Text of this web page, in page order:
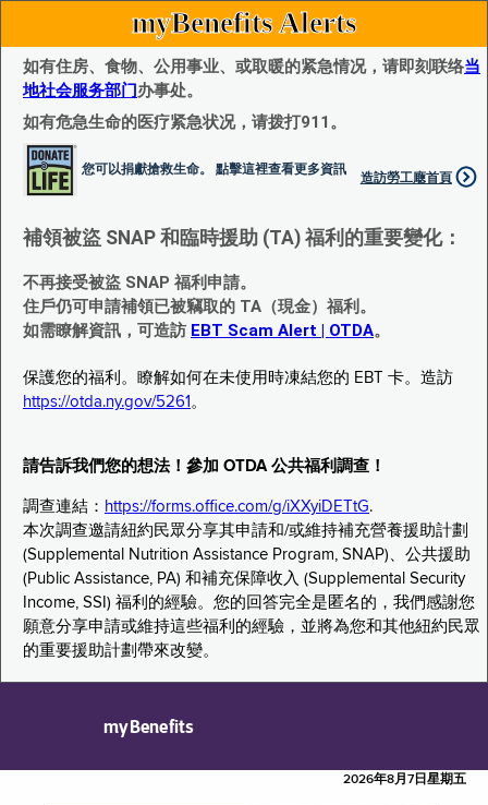
myBenefits Alerts
如有住房、食物、公用事业、或取暖的紧急情况，请即刻联络当
地社会服务部门办事处。
如有危急生命的医疗紧急状况，请拨打911。
您可以捐獻搶救生命。 點擊這裡查看更多資訊
造訪勞工廰首頁
補領被盜 SNAP 和臨時援助 (TA) 福利的重要變化：
不再接受被盜 SNAP 福利申請。
住戶仍可申請補領已被竊取的 TA（現金）福利。
如需瞭解資訊，可造訪 EBT Scam Alert | OTDA。
保護您的福利。瞭解如何在未使用時凍結您的 EBT 卡。造訪
https://otda.ny.gov/5261 。
請告訴我們您的想法！參加 OTDA 公共福利調查！
調查連結： https://forms.office.com/g/iXXyiDETtG.
本次調查邀請紐約民眾分享其申請和/或維持補充營養援助計劃
(Supplemental Nutrition Assistance Program, SNAP)、公共援助
(Public Assistance, PA) 和補充保障收入 (Supplemental Security
Income, SSI) 福利的經驗。您的回答完全是匿名的，我們感謝您
願意分享申請或維持這些福利的經驗，並將為您和其他紐約民眾
的重要援助計劃帶來改變。
myBenefits
2026年8月7日星期五